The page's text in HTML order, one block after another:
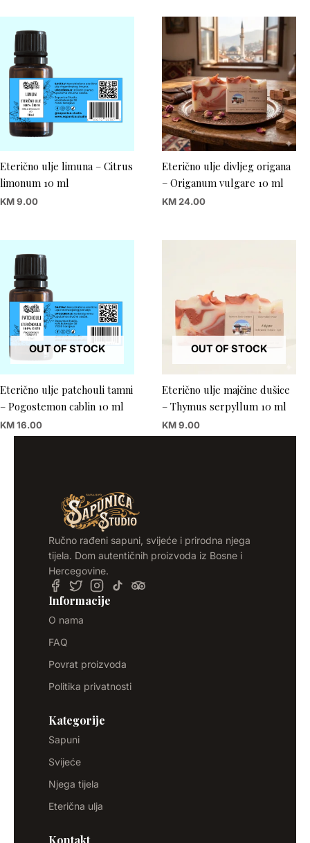
Eterično ulje limuna – Citrus
limonum 10 ml
KM9.00
Eterično ulje divljeg origana
– Origanum vulgare 10 ml
KM24.00
OUT OF STOCK
Eterično ulje patchouli tamni
– Pogostemon cablin 10 ml
KM16.00
OUT OF STOCK
Eterično ulje majčine dušice
– Thymus serpyllum 10 ml
KM9.00
Ručno rađeni sapuni, svijeće i prirodna njega
tijela. Dom autentičnih proizvoda iz Bosne i
Hercegovine.
Informacije
O nama
FAQ
Povrat proizvoda
Politika privatnosti
Kategorije
Sapuni
Svijeće
Njega tijela
Eterična ulja
Kontakt